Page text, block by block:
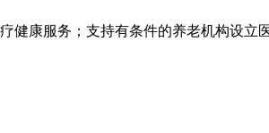
健康服务；支持有条件的养老机构设